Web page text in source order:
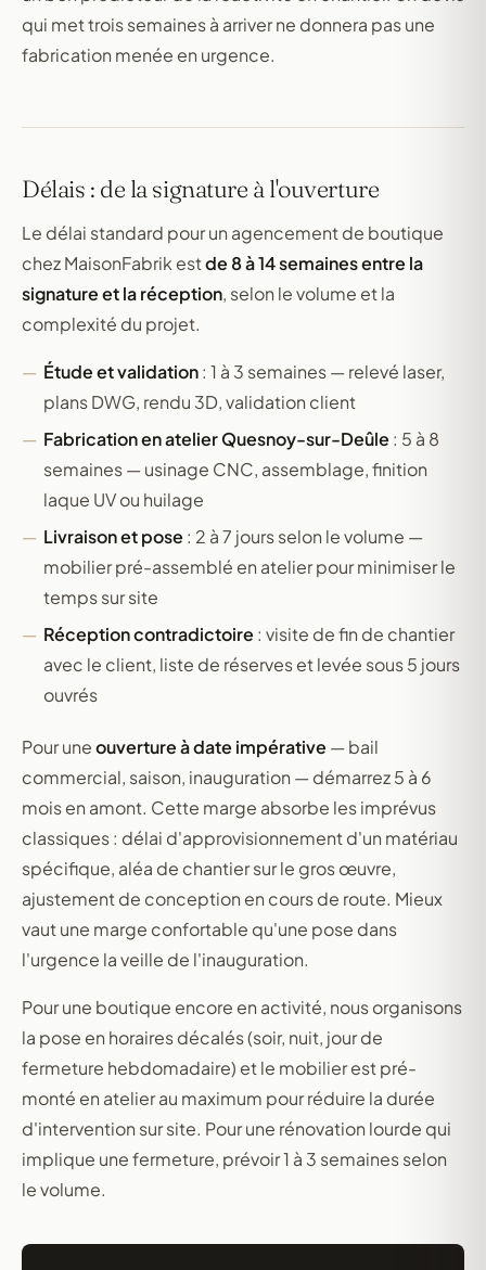
qui met trois semaines à arriver ne donnera pas une
fabrication menée en urgence.
Délais : de la signature à l'ouverture
Le délai standard pour un agencement de boutique
chez MaisonFabrik estde 8 à 14 semaines entre la
signature et la réception, selon le volume et la
complexité du projet.
Étude et validation: 1 à 3 semaines — relevé laser,
plans DWG, rendu 3D, validation client
Fabrication en atelier Quesnoy-sur-Deûle : 5 à 8
semaines — usinage CNC, assemblage, finition
laque UV ou huilage
Livraison et pose : 2 à 7 jours selon le volume —
mobilier pré-assemblé en atelier pour minimiser le
temps sur site
Réception contradictoire : visite de fin de chantier
avec le client, liste de réserves et levée sous 5 jours
ouvrés
Pour uneouverture à date impérative — bail
commercial, saison, inauguration — démarrez 5 à 6
mois en amont. Cette marge absorbe les imprévus
classiques : délai d'approvisionnement d'un matériau
spécifique, aléa de chantier sur le gros œuvre,
ajustement de conception en cours de route. Mieux
vaut une marge confortable qu'une pose dans
l'urgence la veille de l'inauguration.
Pour une boutique encore en activité, nous organisons
la pose en horaires décalés (soir, nuit, jour de
fermeture hebdomadaire) et le mobilier est pré-
monté en atelier au maximum pour réduire la durée
d'intervention sur site. Pour une rénovation lourde qui
implique une fermeture, prévoir 1 à 3 semaines selon
le volume.